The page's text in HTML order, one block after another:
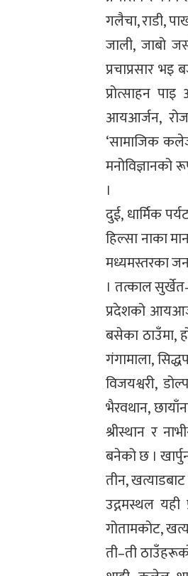
गलैचा, राडी,
जाली, जाबो
प्रचाप्रसार
प्रोत्साहन
आयआर्जन,
‘सामाजिक
मनोविज्ञानको
।
दुई, धार्मिक
हिल्सा नाका
मध्यमस्तरका
। तत्काल
प्रदेशको
बसेका ठाउँमा,
गंगामाला,
विजयश्वरी,
भैरवथान,
श्रीस्थान र
बनेको छ ।
तीन,
उद्गमस्थल यही
गोतामकोट,
ती–ती